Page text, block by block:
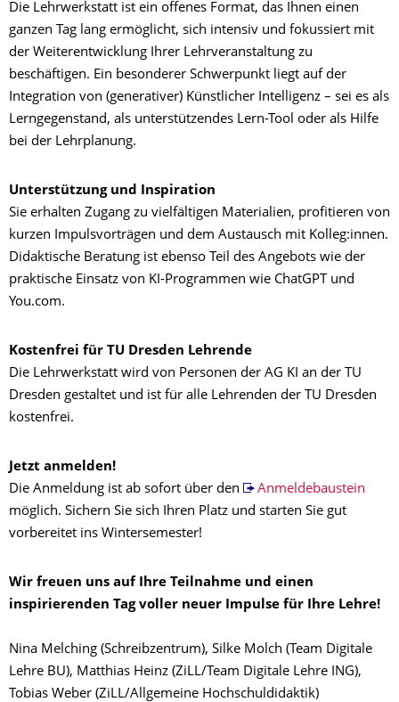
Die Lehrwerkstatt ist ein offenes Format, das Ihnen einen
ganzen Tag lang ermöglicht, sich intensiv und fokussiert mit
der Weiterentwicklung Ihrer Lehrveranstaltung zu
beschäftigen. Ein besonderer Schwerpunkt liegt auf der
Integration von (generativer) Künstlicher Intelligenz – sei es als
Lerngegenstand, als unterstützendes Lern-Tool oder als Hilfe
bei der Lehrplanung.
Unterstützung und Inspiration
Sie erhalten Zugang zu vielfältigen Materialien, profitieren von
kurzen Impulsvorträgen und dem Austausch mit Kolleg:innen.
Didaktische Beratung ist ebenso Teil des Angebots wie der
praktische Einsatz von KI-Programmen wie ChatGPT und
You.com.
Kostenfrei für TU Dresden Lehrende
Die Lehrwerkstatt wird von Personen der AG KI an der TU
Dresden gestaltet und ist für alle Lehrenden der TU Dresden
kostenfrei.
Jetzt anmelden!
Die Anmeldung ist ab sofort über den
Anmeldebaustein
möglich. Sichern Sie sich Ihren Platz und starten Sie gut
vorbereitet ins Wintersemester!
Wir freuen uns auf Ihre Teilnahme und einen
inspirierenden Tag voller neuer Impulse für Ihre Lehre!
Nina Melching (Schreibzentrum), Silke Molch (Team Digitale
Lehre BU), Matthias Heinz (ZiLL/Team Digitale Lehre ING),
Tobias Weber (ZiLL/Allgemeine Hochschuldidaktik)